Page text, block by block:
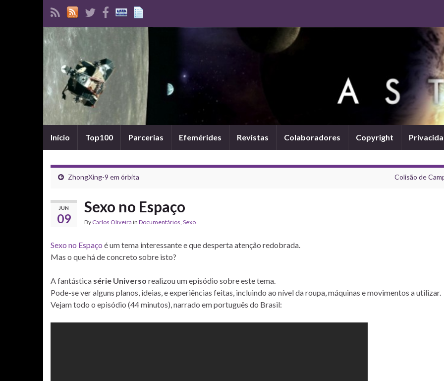
Início Top100 Parcerias Efemérides Revistas Colaboradores Copyright
ZhongXing-9 em órbita Colisão de
JUN
09
Sexo no Espaço
By Carlos Oliveira in Documentários, Sexo
Sexo no Espaço é um tema interessante e que desperta atenção redobrada.
Mas o que há de concreto sobre isto?
A fantástica série Universo realizou um episódio sobre este tema.
Pode-se ver alguns planos, ideias, e experiências feitas, incluindo ao nível da roupa, máquinas e movimentos a utilizar.
Vejam todo o episódio (44 minutos), narrado em português do Brasil: